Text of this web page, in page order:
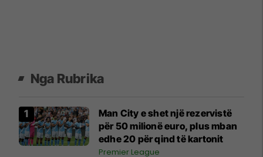
Nga Rubrika
Man City e shet një rezervistë
për 50 milionë euro, plus mban
edhe 20 për qind të kartonit
Premier League